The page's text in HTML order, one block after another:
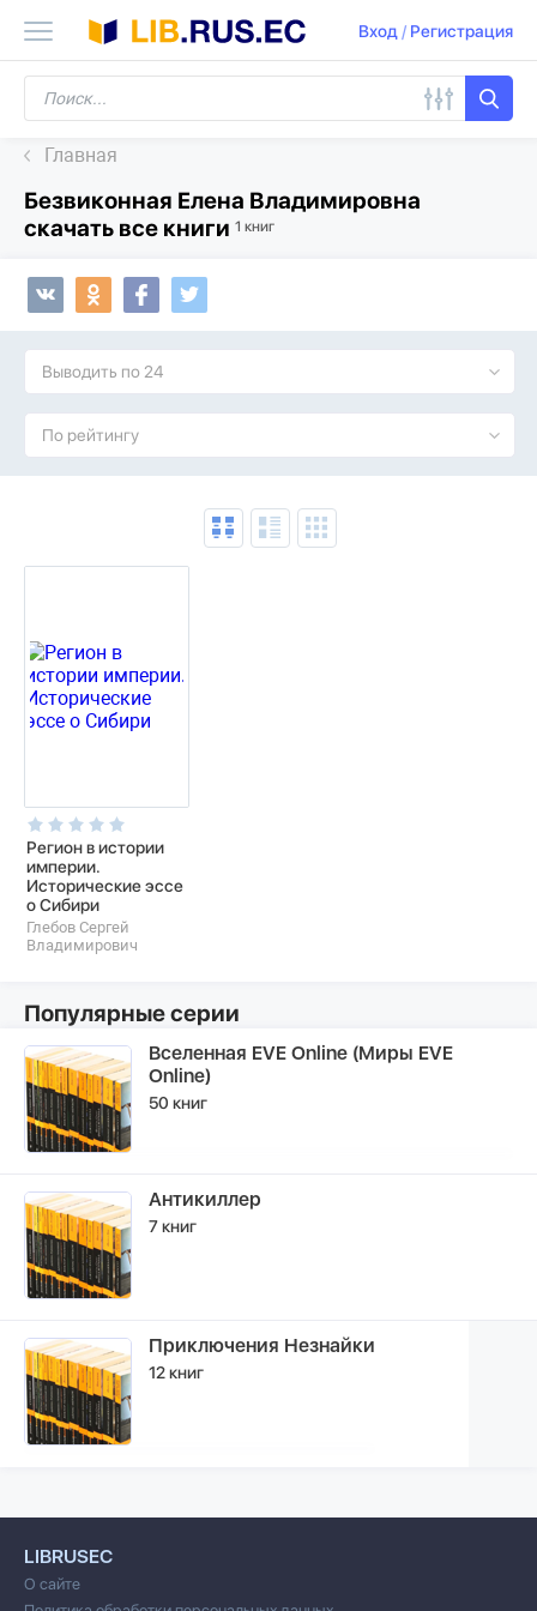
Вход/ Регистрация
Главная
Безвиконная Елена Владимировна
скачать все книги 1 книг
Выводить по 24
По рейтингу
Регион в истории
империи.
Исторические эссе
о Сибири
Глебов Сергей
Владимирович
Популярные серии
Вселенная EVE Online (Миры EVE
Online)
50 книг
Антикиллер
7 книг
Приключения Незнайки
12 книг
LIBRUSEC
О сайте